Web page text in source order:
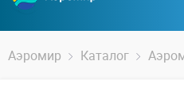
Аэромир Каталог